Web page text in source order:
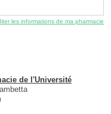
les informations de ma pharmacie
de l'Université